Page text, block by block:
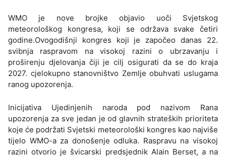
WMO je nove brojke objavio uoči Svjetskog
meteorološkog kongresa, koji se održava svake četiri
godine.Ovogodišnji kongres koji je započeo danas 22.
svibnja raspravom na visokoj razini o ubrzavanju i
proširenju djelovanja čiji je cilj osigurati da se do kraja
2027. cjelokupno stanovništvo Zemlje obuhvati uslugama
ranog upozorenja.
Inicijativa Ujedinjenih naroda pod nazivom Rana
upozorenja za sve jedan je od glavnih strateških prioriteta
koje će podržati Svjetski meteorološki kongres kao najviše
tijelo WMO-a za donošenje odluka. Raspravu na visokoj
razini otvorio je švicarski predsjednik Alain Berset, a na